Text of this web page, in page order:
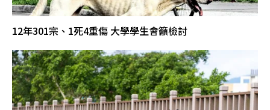
12年301宗、1死4重傷 大學學生會籲檢討